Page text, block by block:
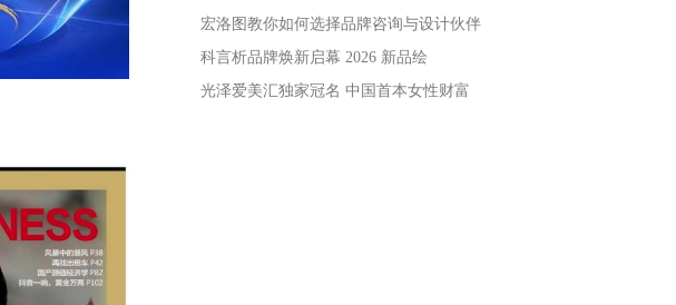
宏洛图教你如何选择品牌咨询与设计伙伴
科言析品牌焕新启幕 2026 新品绘
光泽爱美汇独家冠名 中国首本女性财富